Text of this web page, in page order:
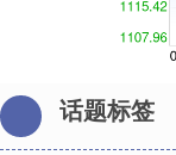
话题标签